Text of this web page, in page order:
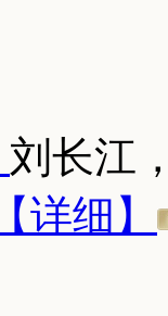
刘长江
【详细】